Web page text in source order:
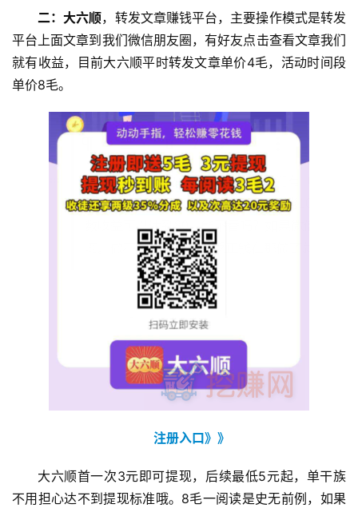
二：大六顺，转发文章赚钱平台，主要操作模式是转发
平台上面文章到我们微信朋友圈，有好友点击查看文章我们
就有收益，目前大六顺平时转发文章单价4毛，活动时间段
单价8毛。
注册入口》》
大六顺首一次3元即可提现，后续最低5元起，单干族
不用担心达不到提现标准哦。8毛一阅读是史无前例，如果